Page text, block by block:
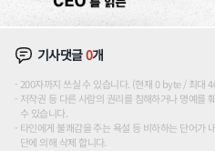
기사댓글0개
200자까지 쓰실 수 있습니다. (현재 0 byte / 최대
저작권 등 다른 사람의 권리를 침해하거나 명예를
수 있습니다.
타인에게 불쾌감을 주는 욕설 등 비하하는 단어가
단에 의해 삭제 합니다.